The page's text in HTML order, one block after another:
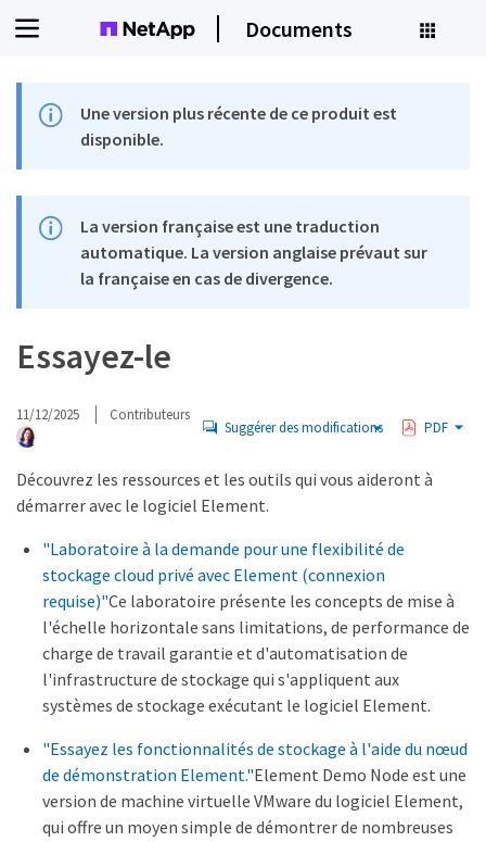
Documents
Une version plus récente de ce produit est
disponible.
La version française est une traduction
automatique. La version anglaise prévaut sur
la française en cas de divergence.
Essayez-le
11/12/2025 Contributeurs
Suggérer des modifications PDF
Découvrez les ressources et les outils qui vous aideront à
démarrer avec le logiciel Element.
"Laboratoire à la demande pour une flexibilité de
stockage cloud privé avec Element (connexion
requise)"Ce laboratoire présente les concepts de mise à
l'échelle horizontale sans limitations, de performance de
charge de travail garantie et d'automatisation de
l'infrastructure de stockage qui s'appliquent aux
systèmes de stockage exécutant le logiciel Element.
"Essayez les fonctionnalités de stockage à l'aide du nœud
de démonstration Element."Element Demo Node est une
version de machine virtuelle VMware du logiciel Element,
qui offre un moyen simple de démontrer de nombreuses